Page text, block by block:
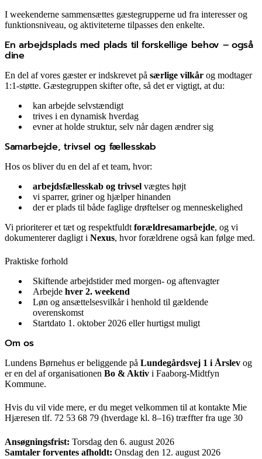
I weekenderne sammensættes gæstegrupperne ud fra interesser og
funktionsniveau, og aktiviteterne tilpasses den enkelte.
En arbejdsplads med plads til forskellige behov – også
dine
En del af vores gæster er indskrevet på særlige vilkår og modtager
1:1-støtte. Gæstegruppen skifter ofte, så det er vigtigt, at du:
kan arbejde selvstændigt
trives i en dynamisk hverdag
evner at holde struktur, selv når dagen ændrer sig
Samarbejde, trivsel og fællesskab
Hos os bliver du en del af et team, hvor:
arbejdsfællesskab og trivsel vægtes højt
vi sparrer, griner og hjælper hinanden
der er plads til både faglige drøftelser og menneskelighed
Vi prioriterer et tæt og respektfuldt forældresamarbejde, og vi
dokumenterer dagligt i Nexus, hvor forældrene også kan følge med.
Praktiske forhold
Skiftende arbejdstider med morgen- og aftenvagter
Arbejde hver 2. weekend
Løn og ansættelsesvilkår i henhold til gældende
overenskomst
Startdato 1. oktober 2026 eller hurtigst muligt
Om os
Lundens Børnehus er beliggende på Lundegårdsvej 1 i Årslev og
er en del af organisationen Bo & Aktiv i Faaborg-Midtfyn
Kommune.
Hvis du vil vide mere, er du meget velkommen til at kontakte Mie
Hjæresen tlf. 72 53 68 79 (hverdage kl. 8–16) træffter fra uge 30
Ansøgningsfrist: Torsdag den 6. august 2026
️Samtaler forventes afholdt: Onsdag den 12. august 2026